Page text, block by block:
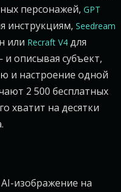
персонажей, GPT
инструкциям, Seedream
или Recraft V4 для
и описывая субъект,
и настроение одной
2 500 бесплатных
хватит на десятки
изображение на